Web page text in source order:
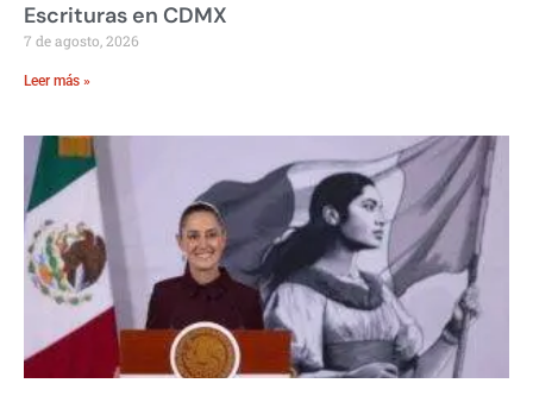
Escrituras en CDMX
7 de agosto, 2026
Leer más »